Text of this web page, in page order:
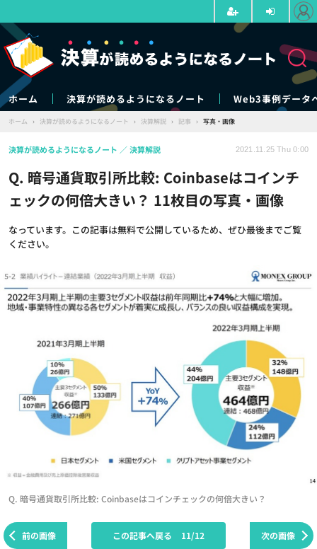
ホーム 決算が読めるようになるノート Web3事例データ
ホーム › 決算が読めるようになるノート › 決算解説 › 記事 › 写真・画像
Q. 暗号通貨取引所比較: Coinbaseはコインチ
ェックの何倍大きい？ 11枚目の写真・画像
なっています。この記事は無料で公開しているため、ぜひ最後までご覧
ください。
決算が読めるようになるノート 決算解説 2021.11.25 Thu 0:00
Q. 暗号通貨取引所比較: Coinbaseはコインチェックの何倍大きい？
前の画像 次の画像
この記事へ戻る 11/12